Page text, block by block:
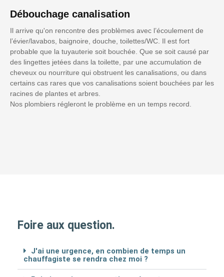
Débouchage canalisation
Il arrive qu'on rencontre des problèmes avec l’écoulement de
l’évier/lavabos, baignoire, douche, toilettes/WC. Il est fort
probable que la tuyauterie soit bouchée. Que se soit causé par
des lingettes jetées dans la toilette, par une accumulation de
cheveux ou nourriture qui obstruent les canalisations, ou dans
certains cas rares que vos canalisations soient bouchées par les
racines de plantes et arbres.
Nos plombiers régleront le problème en un temps record.
Foire aux question.
J'ai une urgence, en combien de temps un
chauffagiste se rendra chez moi ?